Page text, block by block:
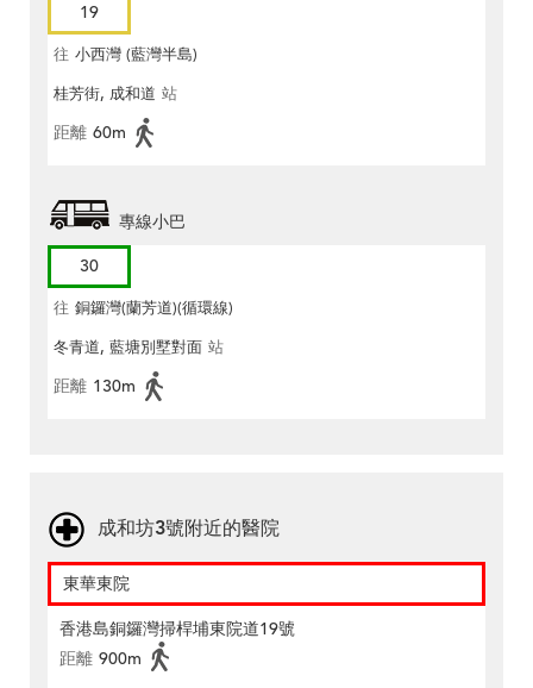
19
往 小西灣 (藍灣半島)
桂芳街, 成和道 站
距離 60m
專線小巴
30
往 銅鑼灣(蘭芳道)(循環線)
冬青道, 藍塘別墅對面 站
距離 130m
成和坊3號附近的醫院
東華東院
香港島銅鑼灣掃桿埔東院道19號
距離 900m